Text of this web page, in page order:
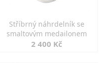
Stříbrný náhrdelník se
smaltovým medailonem
2 400 Kč